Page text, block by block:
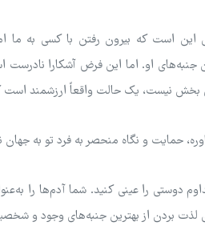
است که بیرون رفتن با کسی به ما
جنبه‌های او. اما این فرض آشکارا
بخش نیست، یک حالت واقعاً ارزشمند است
حمایت و نگاه منحصر به فرد تو به جهان
دوستی را عینی کنید. شما آدم‌ها را
لذت بردن از بهترین جنبه‌های وجود و